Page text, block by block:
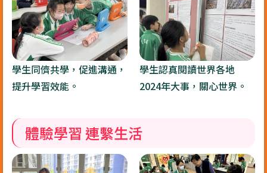
學生同儕共學，促進溝通，
提升學習效能。
學生認真閱讀世界各地
2024年大事，關心世界。
體驗學習 連繫生活